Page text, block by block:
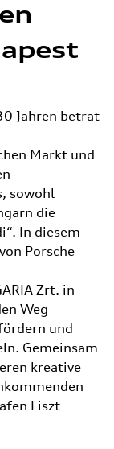
Jahren betrat
Markt und
sowohl
die
In diesem
Porsche
Zrt. in
Weg
und
Gemeinsam
kreative
Liszt